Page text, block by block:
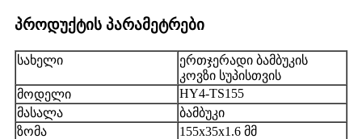
პროდუქტის პარამეტრები
სახელი
ერთჯერადი ბამბუკის
კოვზი სუპისთვის
მოდელი
HY4-TS155
მასალა
ბამბუკი
ზომა
155x35x1.6 მმ